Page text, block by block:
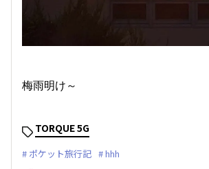
梅雨明け～
TORQUE 5G
ポケット旅行記 hhh